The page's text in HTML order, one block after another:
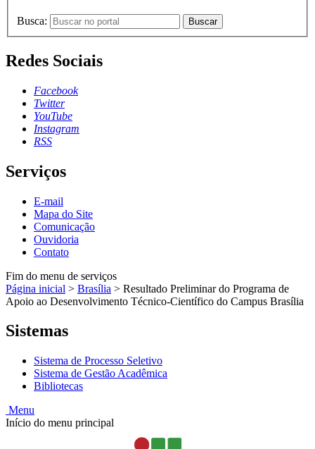
Busca: Buscar
Redes Sociais
Facebook
Twitter
YouTube
Instagram
RSS
Serviços
E-mail
Mapa do Site
Comunicação
Ouvidoria
Contato
Fim do menu de serviços
Página inicial > Brasília > Resultado Preliminar do Programa de
Apoio ao Desenvolvimento Técnico-Científico do Campus Brasília
Sistemas
Sistema de Processo Seletivo
Sistema de Gestão Acadêmica
Bibliotecas
Menu
Início do menu principal